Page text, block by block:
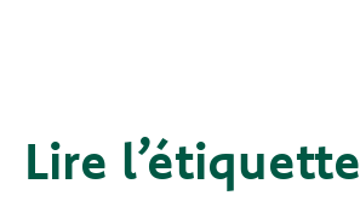
Lire l’étiquette